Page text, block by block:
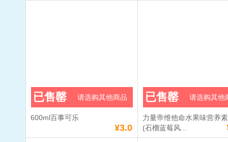
600ml百事可乐
¥3.0
已售罄 请选购其他商品
力量帝维他命水果味营养
(石榴蓝莓风...
已售罄 请选购其他